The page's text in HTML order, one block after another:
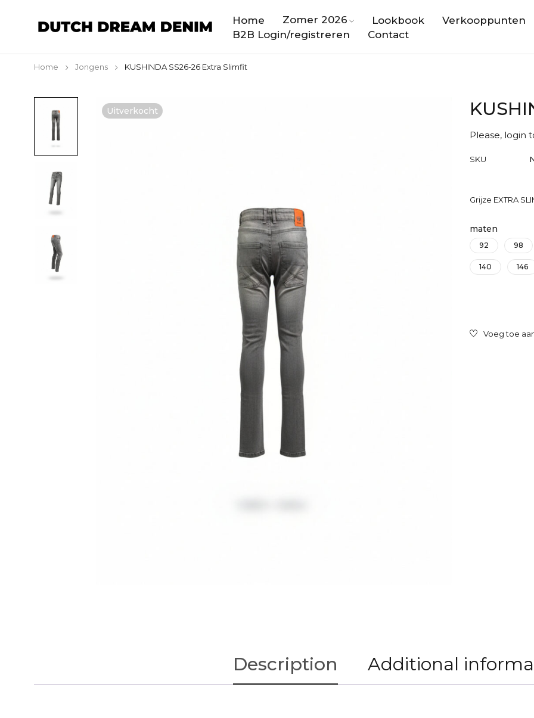
Home Zomer 2026 Lookbook
Verkooppunten
B2B Login/registreren
Contact
Home Jongens KUSHINDA SS26-26 Extra Slimfit
Uitverkocht
Please, login
SKU
Grijze EXTRA
maten
92 98
140 146
Description Additional